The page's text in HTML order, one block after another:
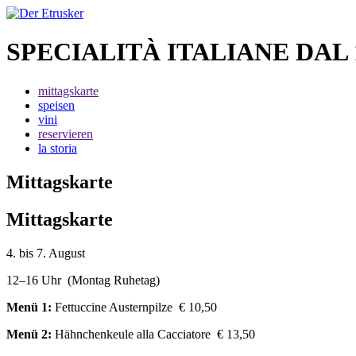
SPECIALITÀ ITALIANE DAL
mittagskarte
speisen
vini
reservieren
la storia
Mittagskarte
Mittagskarte
4. bis 7. August
12–16 Uhr (Montag Ruhetag)
Menü 1: Fettuccine Austernpilze € 10,50
Menü 2: Hähnchenkeule alla Cacciatore € 13,50